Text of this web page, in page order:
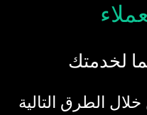
لخدمتك
الطرق التالية